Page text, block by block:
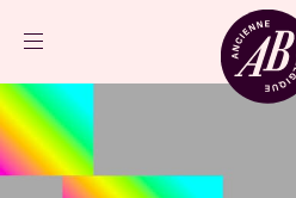
Agenda